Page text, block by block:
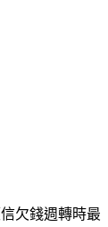
欠錢週轉時最